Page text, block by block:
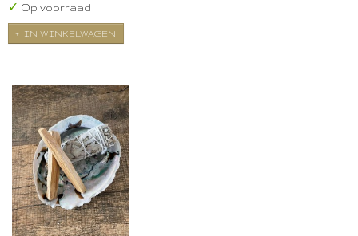
✓ Op voorraad
IN WINKELWAGEN